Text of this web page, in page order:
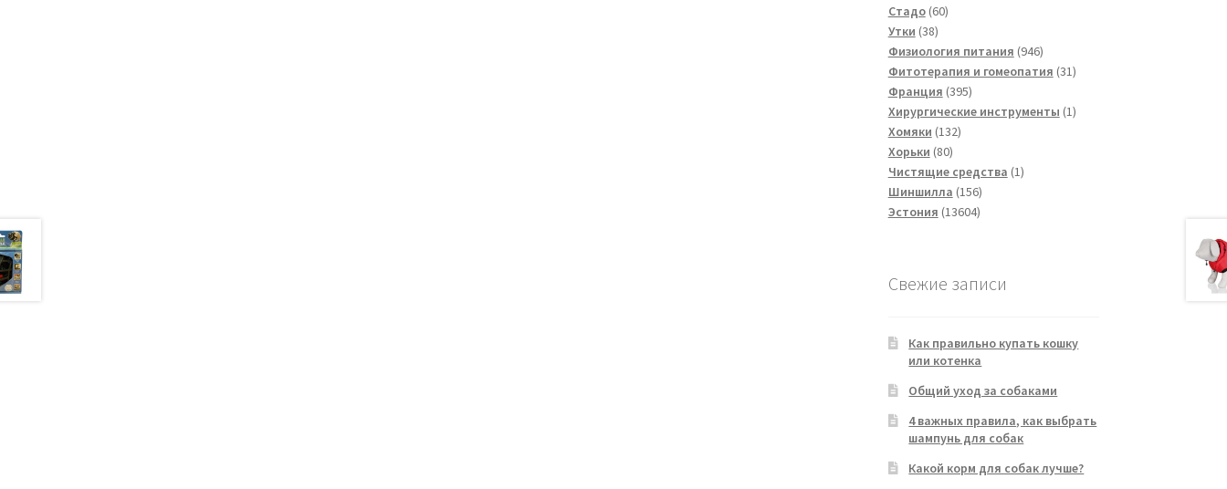
Стадо 6060
Утки 3838
товаров
Физиология питания 946946
товаров
Фитотерапия и гомеопатия 3131
Франция 395395
товаров
Хирургические инструменты 11
Хомяки 132132
Хорьки 8080
товаров
Чистящие средства 11
Шиншилла 156156
товаров
Эстония 1360413604
Свежие записи
Как правильно купать кошку
или котенка
Общий уход за собаками
4 важных правила, как выбрать
шампунь для собак
Какой корм для собак лучше?